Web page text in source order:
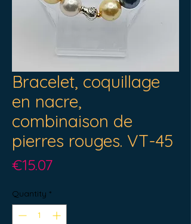
Bracelet, coquillage
en nacre,
combinaison de
pierres rouges. VT-45
€15.07
Quantity *